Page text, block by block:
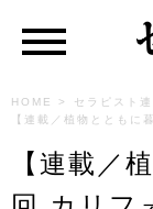
HOME > セラピスト
【連載／植物とともに
【連載／